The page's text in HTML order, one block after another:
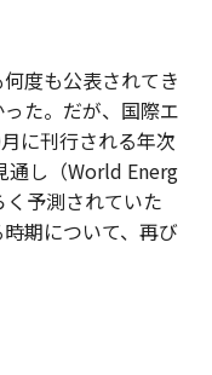
度も公表されてき
た。だが、国際エ
に刊行される年次
通し（World Energ
予測されていた
期について、再び